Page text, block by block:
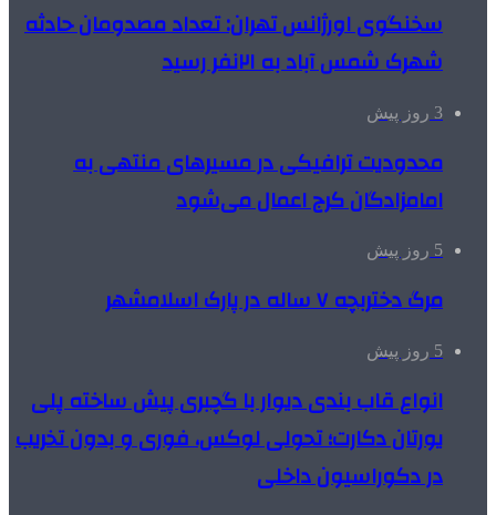
سخنگوی اورژانس تهران: تعداد مصدومان حادثه
شهرک شمس آباد به ۲۱نفر رسید
3 روز پیش
محدودیت ترافیکی در مسیرهای منتهی به
امامزادگان کرج اعمال می‌شود
5 روز پیش
مرگ دختربچه ۷ ساله در پارک اسلامشهر
5 روز پیش
انواع قاب بندی دیوار با گچبری پیش ساخته پلی
یورتان دکارت؛ تحولی لوکس، فوری و بدون تخریب
در دکوراسیون داخلی